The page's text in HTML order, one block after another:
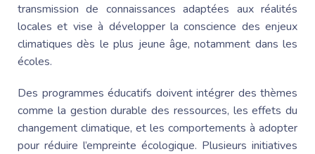
transmission de connaissances adaptées aux réalités
locales et vise à développer la conscience des enjeux
climatiques dès le plus jeune âge, notamment dans les
écoles.
Des programmes éducatifs doivent intégrer des thèmes
comme la gestion durable des ressources, les effets du
changement climatique, et les comportements à adopter
pour réduire l’empreinte écologique. Plusieurs initiatives